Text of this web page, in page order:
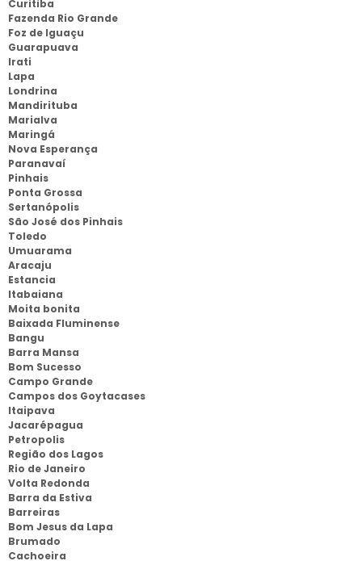
Curitiba
Fazenda Rio Grande
Foz de Iguaçu
Guarapuava
Irati
Lapa
Londrina
Mandirituba
Marialva
Maringá
Nova Esperança
Paranavaí
Pinhais
Ponta Grossa
Sertanópolis
São José dos Pinhais
Toledo
Umuarama
Aracaju
Estancia
Itabaiana
Moita bonita
Baixada Fluminense
Bangu
Barra Mansa
Bom Sucesso
Campo Grande
Campos dos Goytacases
Itaipava
Jacarépagua
Petropolis
Região dos Lagos
Rio de Janeiro
Volta Redonda
Barra da Estiva
Barreiras
Bom Jesus da Lapa
Brumado
Cachoeira